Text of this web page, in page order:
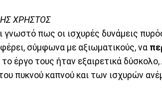
ΧΡΗΣΤΟΣ
γνωστό πως οι ισχυρές δυνάμεις
σύμφωνα με αξιωματικούς, να
έργο τους ήταν εξαιρετικά
πυκνού καπνού και των ισχυρών